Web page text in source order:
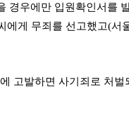
경우에만 입원확인서를
게 무죄를 선고했고(서
고발하면 사기죄로 처벌